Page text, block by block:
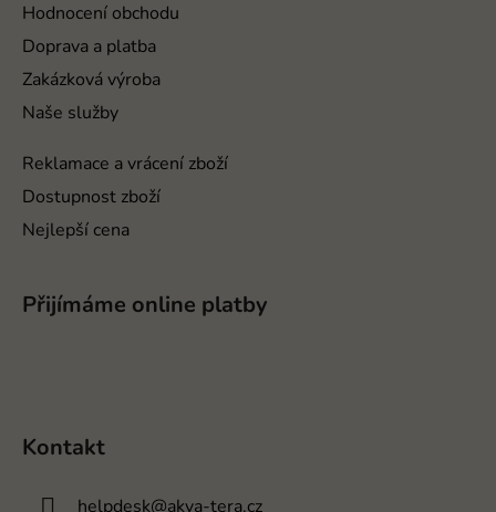
Hodnocení obchodu
Doprava a platba
Zakázková výroba
Naše služby
Reklamace a vrácení zboží
Dostupnost zboží
Nejlepší cena
Přijímáme online platby
Kontakt
helpdesk@akva-tera.cz